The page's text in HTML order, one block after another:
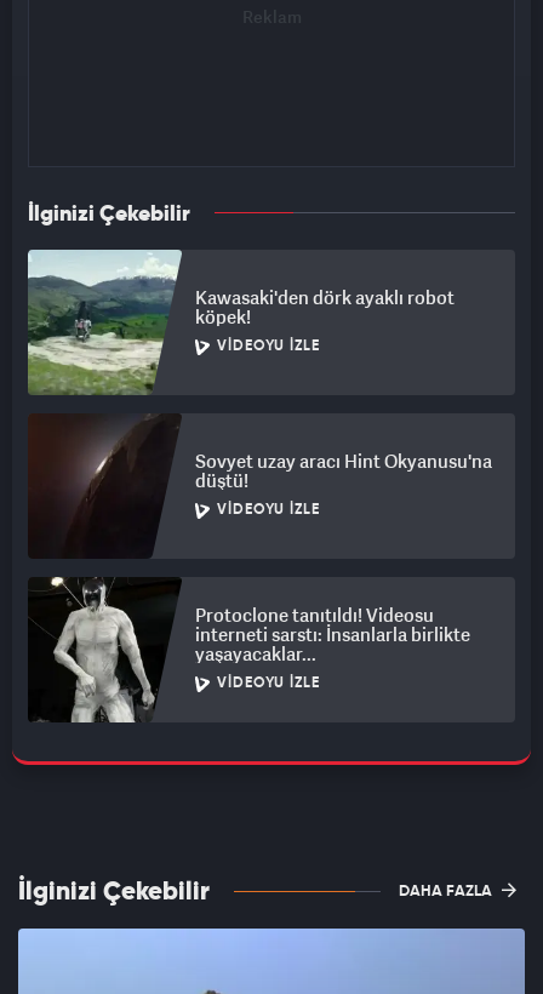
İlginizi Çekebilir
Kawasaki'den dörk ayaklı robot
köpek!
VIDEOYU İZLE
Sovyet uzay aracı Hint Okyanusu'na
düştü!
VIDEOYU İZLE
Protoclone tanıtıldı! Videosu
interneti sarstı: İnsanlarla birlikte
yaşayacaklar...
VIDEOYU İZLE
İlginizi Çekebilir DAHA FAZLA